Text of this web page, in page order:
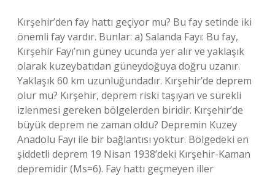
Kırşehir’den fay hattı geçiyor mu? Bu fay setinde iki
önemli fay vardır. Bunlar: a) Salanda Fayı: Bu fay,
Kırşehir Fayı’nın güney ucunda yer alır ve yaklaşık
olarak kuzeybatıdan güneydoğuya doğru uzanır.
Yaklaşık 60 km uzunluğundadır. Kırşehir’de deprem
olur mu? Kırşehir, deprem riski taşıyan ve sürekli
izlenmesi gereken bölgelerden biridir. Kırşehir’de
büyük deprem ne zaman oldu? Depremin Kuzey
Anadolu Fayı ile bir bağlantısı yoktur. Bölgedeki en
şiddetli deprem 19 Nisan 1938’deki Kırşehir-Kaman
depremidir (Ms=6). Fay hattı geçmeyen iller